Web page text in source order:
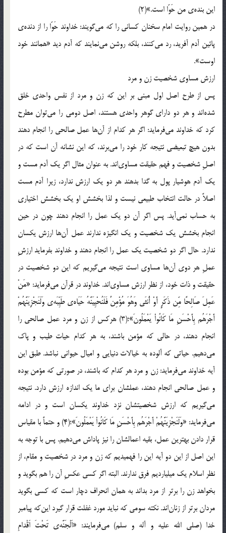
اين بنده‌ي من حَوّا است.»(2)
در همين روايت امام سخنان كساني را که مي‌گويند: خداوند حَوّا را از دنده‌ي
پائين آدم آفريد، رد مي‌کنند، بلكه روشن مي‌نمايند كه آدم ديد «همانند خود
اوست».
ارزش مساوي شخصيت زن و مرد
پس از طرح اصل اول مبني بر اين که زن و مرد از نفس واحدي خلق
شده‌اند و هر دو داراي گوهر واحدي هستند، اصل دومي‌ را مي‌توان مطرح
کرد که خداوند مي‌فرمايد: اگر هر کدام از آن‌ها عمل صالحي را انجام دهند
بدون هيچ تبعيضي نتيجه کار خود را مي‌برند، که اين نشانه آن است که در
اصلِ شخصيت و فهم حقيقت مساوي‌اند. به عنوان مثال اگر يك آدم مست و
يک آدم هوشيار پول به گدا بدهند هر دو يك ارزش ندارد، زيرا آدم مست
اصلاً در حالت انتخاب طبيعي نيست و لذا بخشش او يک بخشش اختياري
به حساب نمي‌آيد. پس اگر آن دو يك عمل را انجام دهند چون در حين
انجام بخشش يک شخصيت و يک انگيزه ندارند عمل آن‌ها ارزش يكسان
ندارد. حال اگر دو شخصيت يك عمل را انجام دهند و خداوند بفرمايد ارزشِ
عملِ هر دوي آن‌‌ها مساوي است نتيجه مي‌گيريم كه اين دو شخصيت در
حقيقت و ذات خود، از نظر ارزش مساوي‌اند. خداوند در قرآن مي‌فرمايد: «مَنْ
عَمِلَ صَالِحًا مِّن ذَكَرٍ أَوْ أُنثَى وَهُوَ مُؤْمِنٌ فَلَنُحْيِيَنَّهُ حَيَاه‌ي طَيِّبَه‌ي وَلَنَجْزِيَنَّهُمْ
أَجْرَهُم بِأَحْسَنِ مَا كَانُواْ يَعْمَلُونَ»؛(3) هركس از زن و مرد عمل صالحي را
انجام دهند، در حالي که مؤمن باشند، به هر کدام حيات طيب و پاك
مي‌دهيم. حياتي که آلوده به خيالات دنيايي و اميال حيواني نباشد. طبق اين
آيه خداوند مي‌فرمايد: زن و مرد هر كدام که باشند، در صورتي كه مؤمن بوده
و عمل صالحي انجام دهند، عملشان براي ما يك اندازه ارزش دارد. نتيجه
مي‌گيريم كه ارزش شخصيتشان نزد خداوند يکسان است و در ادامه
مي‌فرمايد: «وَلَنَجْزِيَنَّهُمْ أَجْرَهُم بِأَحْسَنِ مَا كَانُواْ يَعْمَلُونَ»؛(4) و حتماً با مقياس
قرار دادن بهترين عمل، بقيه اعمالشان را نيز پاداش مي‌دهيم. پس با توجه به
اين اصل از اين دو آيه اين را فهميديم كه زن و مرد در شخصيت و مقام، از
نظر اسلام يك ميليارديم ‌فرق ندارند. البته اگر کسي عكسِ آن را هم بگويد و
بخواهد زن را برتر از مرد بداند به همان انحراف دچار است که کسي بگويد
مردان برتر از زنان‌اند. نكته سومي كه نبايد مورد غفلت قرار گيرد اين‌كه پيامبر
خدا (صلي الله عليه و آله و سلم) مي‌فرمايند: «اَلْجَنَّه‌ي تَحْتَ اَقْدامِ